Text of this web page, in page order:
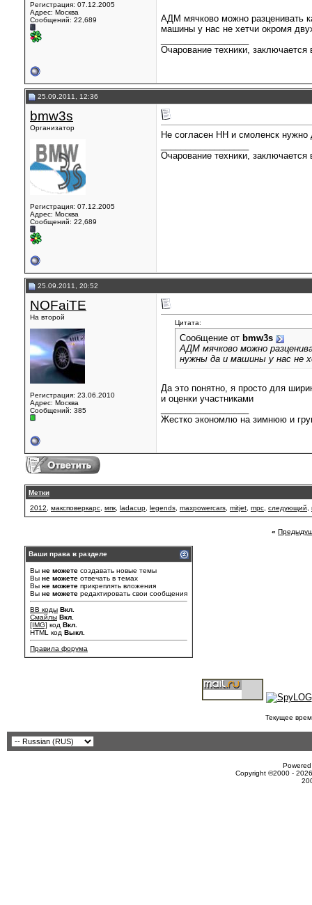
Регистрация: 07.12.2005
Адрес: Москва
Сообщений: 22,689
АДМ мячково можно разценивать
машины у нас не хетчи окромя
Очарование техники,
25.09.2011, 12:36
bmw3s
Организатор
Регистрация: 07.12.2005
Адрес: Москва
Сообщений: 22,689
Не согласен НН и смоленск нужно
Очарование техники,
25.09.2011, 20:52
NOFaiTE
На второй
Регистрация: 23.06.2010
Адрес: Москва
Сообщений: 385
Цитата:
Сообщение от bmw3s
АДМ мячково можно
нужны да и машины у нас не
Да это понятно, я просто для
и оценки участниками
Жестко экономлю на зимнюю и
Метки
2012
максповеркарс мпк ladacup legends maxpowercars mitjet mpc следующий
«
Ваши права в разделе
Вы не можете создавать новые темы
Вы не можете отвечать в темах
Вы не можете прикреплять вложения
Вы не можете редактировать свои сообщения
BB коды Вкл.
Смайлы Вкл.
[IMG] код Вкл.
HTML код Выкл.
Правила форума
Текущее
Copyright ©2000 -